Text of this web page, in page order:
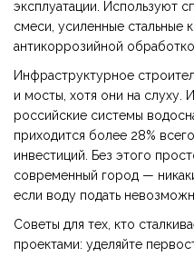
эксплуатации. Используют
смеси, усиленные стальные
антикоррозийной
Инфраструктурное
и мосты, хотя они на слуху.
российские системы
приходится более 28%
инвестиций. Без этого
современный город —
если воду подать
Советы для тех, кто
проектами: уделяйте